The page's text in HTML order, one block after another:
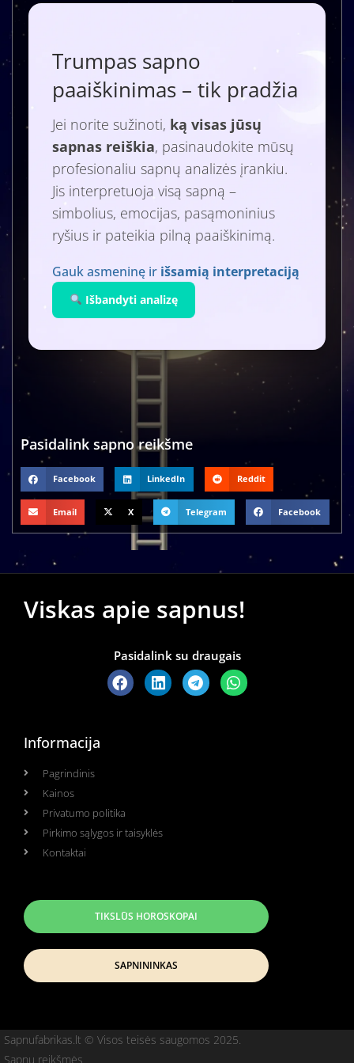
Trumpas sapno
paaiškinimas – tik pradžia
Jei norite sužinoti, ką visas jūsų
sapnas reiškia, pasinaudokite mūsų
profesionaliu sapnų analizės įrankiu.
Jis interpretuoja visą sapną –
simbolius, emocijas, pasąmoninius
ryšius ir pateikia pilną paaiškinimą.
Gauk asmeninę ir išsamią interpretaciją
Išbandyti analizę
Pasidalink sapno reikšme
Facebook LinkedIn Reddit
Email X Telegram Facebook
Viskas apie sapnus!
Pasidalink su draugais
Informacija
Pagrindinis
Kainos
Privatumo politika
Pirkimo sąlygos ir taisyklės
Kontaktai
TIKSLŪS HOROSKOPAI
SAPNININKAS
Sapnufabrikas.lt © Visos teisės saugomos 2025.
Sapnų reikšmės